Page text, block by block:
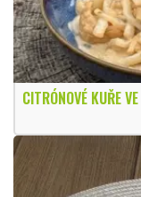
CITRÓNOVÉ KUŘE